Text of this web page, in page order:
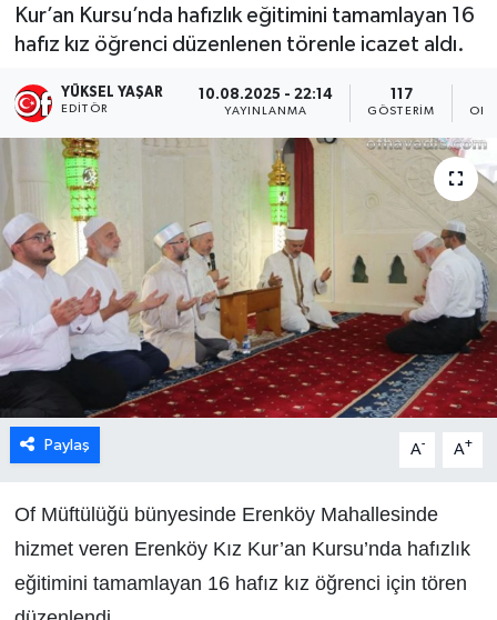
Kur’an Kursu’nda hafızlık eğitimini tamamlayan 16
hafız kız öğrenci düzenlenen törenle icazet aldı.
YÜKSEL YAŞAR
EDITÖR
10.08.2025 - 22:14
YAYINLANMA
117
GÖSTERIM
Paylaş A- A+
Of Müftülüğü bünyesinde Erenköy Mahallesinde
hizmet veren Erenköy Kız Kur’an Kursu’nda hafızlık
eğitimini tamamlayan 16 hafız kız öğrenci için tören
Tüm Manşetler
Son Dakika Haberleri
Haber Arşivi